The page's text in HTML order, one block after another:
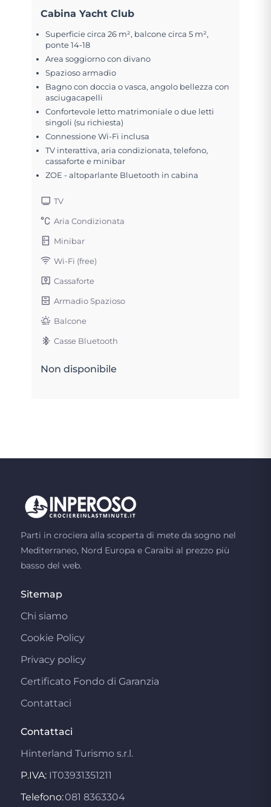
Cabina Yacht Club
Superficie circa 26 m², balcone circa 5 m²,
ponte 14-18
Area soggiorno con divano
Spazioso armadio
Bagno con doccia o vasca, angolo bellezza con
asciugacapelli
Confortevole letto matrimoniale o due letti
singoli (su richiesta)
Connessione Wi-Fi inclusa
TV interattiva, aria condizionata, telefono,
cassaforte e minibar
ZOE - altoparlante Bluetooth in cabina
TV
Aria Condizionata
Minibar
Wi-Fi (free)
Cassaforte
Armadio Spazioso
Balcone
Casse Bluetooth
Non disponibile
Parti in crociera alla scoperta di mete da sogno nel
Mediterraneo, Nord Europa e Caraibi al prezzo più
basso del web.
Sitemap
Chi siamo
Cookie Policy
Privacy policy
Certificato Fondo di Garanzia
Contattaci
Contattaci
Hinterland Turismo s.r.l.
P.IVA: IT03931351211
Telefono:081 8363304